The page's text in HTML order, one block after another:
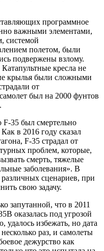
программное
важными элементами,
системой
полетом, были
подвержены взлому.
кресла не
крылья были сложными
от
был на 2000 фунтов
35 был смертельно
в 2016 году сказал
F-35 страдал от
проблем, которые,
смерть, тяжелые
заболевания». В
сценариев, при
свою задачу.
запутанной, что в 2011
оказалась под угрозой
избежать, но дата
раз, и самолеты
дежурство как